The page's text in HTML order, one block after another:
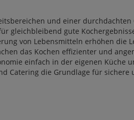
und einer durch­dachten
gleichbleibend gute
von Lebensmitteln erhöhen die
das Kochen effizienter und
einfach in der eigenen Küche
Catering die Grundlage für sichere